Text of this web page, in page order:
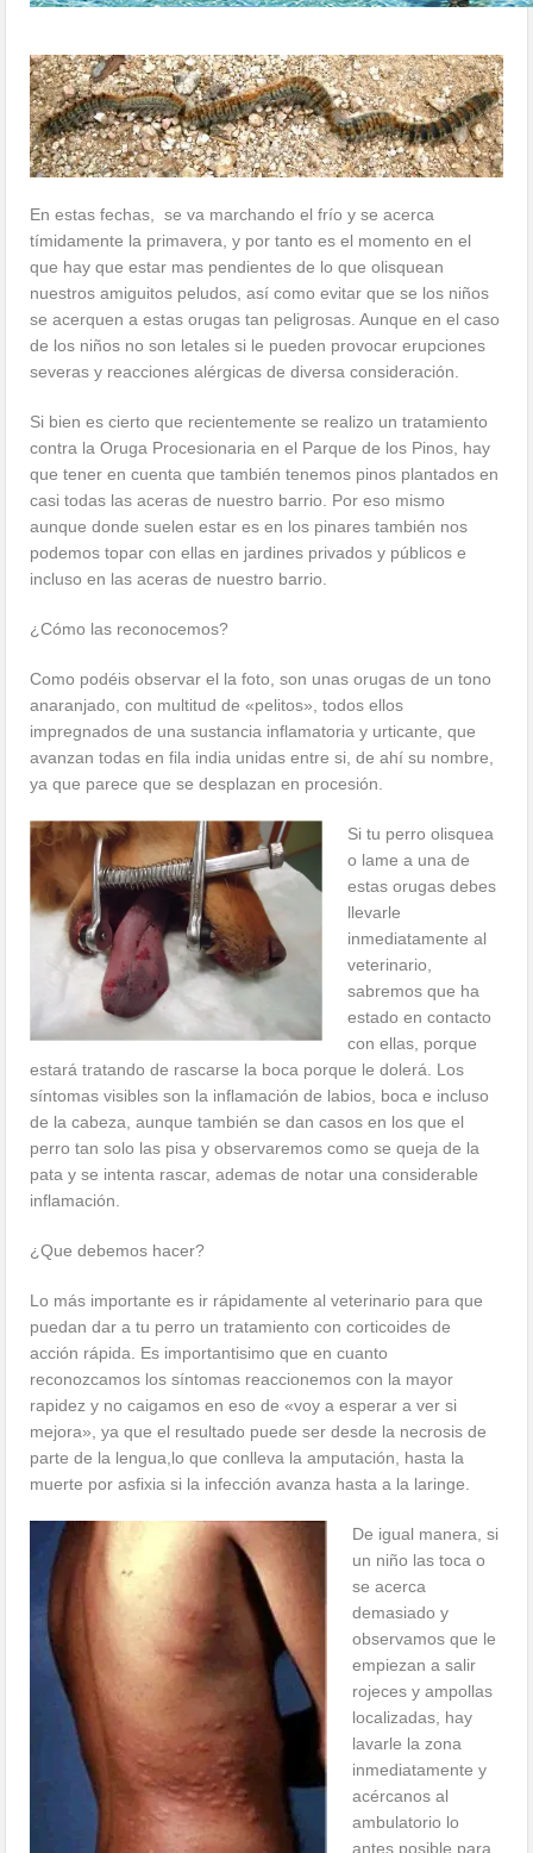
En estas fechas, se va marchando el frío y se acerca
tímidamente la primavera, y por tanto es el momento en el
que hay que estar mas pendientes de lo que olisquean
nuestros amiguitos peludos, así como evitar que se los niños
se acerquen a estas orugas tan peligrosas. Aunque en el caso
de los niños no son letales si le pueden provocar erupciones
severas y reacciones alérgicas de diversa consideración.
Si bien es cierto que recientemente se realizo un tratamiento
contra la Oruga Procesionaria en el Parque de los Pinos, hay
que tener en cuenta que también tenemos pinos plantados en
casi todas las aceras de nuestro barrio. Por eso mismo
aunque donde suelen estar es en los pinares también nos
podemos topar con ellas en jardines privados y públicos e
incluso en las aceras de nuestro barrio.
¿Cómo las reconocemos?
Como podéis observar el la foto, son unas orugas de un tono
anaranjado, con multitud de «pelitos», todos ellos
impregnados de una sustancia inflamatoria y urticante, que
avanzan todas en fila india unidas entre si, de ahí su nombre,
ya que parece que se desplazan en procesión.
Si tu perro olisquea
o lame a una de
estas orugas debes
llevarle
inmediatamente al
veterinario,
sabremos que ha
estado en contacto
con ellas, porque
estará tratando de rascarse la boca porque le dolerá. Los
síntomas visibles son la inflamación de labios, boca e incluso
de la cabeza, aunque también se dan casos en los que el
perro tan solo las pisa y observaremos como se queja de la
pata y se intenta rascar, ademas de notar una considerable
inflamación.
¿Que debemos hacer?
Lo más importante es ir rápidamente al veterinario para que
puedan dar a tu perro un tratamiento con corticoides de
acción rápida. Es importantisimo que en cuanto
reconozcamos los síntomas reaccionemos con la mayor
rapidez y no caigamos en eso de «voy a esperar a ver si
mejora», ya que el resultado puede ser desde la necrosis de
parte de la lengua,lo que conlleva la amputación, hasta la
muerte por asfixia si la infección avanza hasta a la laringe.
De igual manera, si
un niño las toca o
se acerca
demasiado y
observamos que le
empiezan a salir
rojeces y ampollas
localizadas, hay
lavarle la zona
inmediatamente y
acércanos al
ambulatorio lo
antes posible para